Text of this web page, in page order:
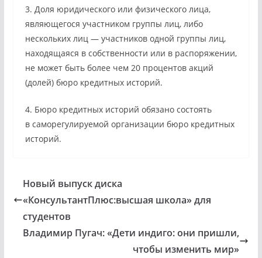
3. Доля юридического или физического лица,
являющегося участником группы лиц, либо
нескольких лиц — участников одной группы лиц,
находящаяся в собственности или в распоряжении,
не может быть более чем 20 процентов акций
(долей) бюро кредитных историй.
4. Бюро кредитных историй обязано состоять
в саморегулируемой организации бюро кредитных
историй.
Новый выпуск диска
«КонсультантПлюс:высшая школа» для
студентов
Владимир Пугач: «Дети индиго: они пришли,
чтобы изменить мир»